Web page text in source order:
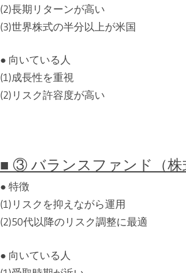
(2)長期リターンが高い
(3)世界株式の半分以上が米国
● 向いている人
(1)成長性を重視
(2)リスク許容度が高い
■ ③ バランスファンド（株
● 特徴
(1)リスクを抑えながら運用
(2)50代以降のリスク調整に最適
● 向いている人